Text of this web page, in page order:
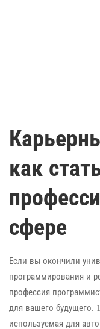
как
сфере
Если вы окончили
программирования и
профессия
для вашего будущего.
используемая для